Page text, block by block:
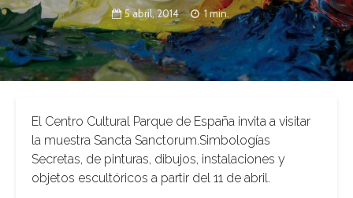
5 abril, 2014 1 min.
El Centro Cultural Parque de España invita a visitar
la muestra Sancta Sanctorum.Simbologías
Secretas, de pinturas, dibujos, instalaciones y
objetos escultóricos a partir del 11 de abril.